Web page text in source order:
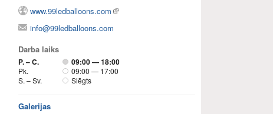
www.99ledballoons.com
info@99ledballoons.com
Darba laiks
P. – C. 09:00 — 18:00
Pk.
09:00 — 17:00
S. – Sv.
Slēgts
Galerijas